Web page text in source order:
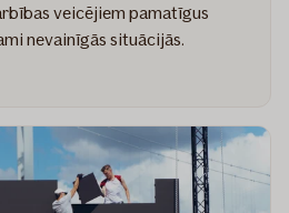
veicējiem pamatīgus
nevainīgās situācijās.